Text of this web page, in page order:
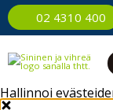
Hallinnoi
02 4310 400